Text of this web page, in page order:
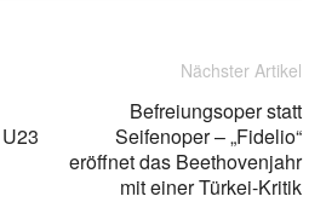
Nächster Artikel
Befreiungsoper statt
Seifenoper – „Fidelio“
eröffnet das Beethovenjahr
mit einer Türkei-Kritik